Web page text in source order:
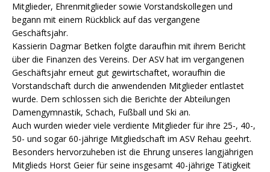
Mitglieder, Ehrenmitglieder sowie Vorstandskollegen und
begann mit einem Rückblick auf das vergangene
Geschäftsjahr.
Kassierin Dagmar Betken folgte daraufhin mit ihrem Bericht
über die Finanzen des Vereins. Der ASV hat im vergangenen
Geschäftsjahr erneut gut gewirtschaftet, woraufhin die
Vorstandschaft durch die anwendenden Mitglieder entlastet
wurde. Dem schlossen sich die Berichte der Abteilungen
Damengymnastik, Schach, Fußball und Ski an.
Auch wurden wieder viele verdiente Mitglieder für ihre 25-, 40-,
50- und sogar 60-jährige Mitgliedschaft im ASV Rehau geehrt.
Besonders hervorzuheben ist die Ehrung unseres langjährigen
Mitglieds Horst Geier für seine insgesamt 40-jährige Tätigkeit